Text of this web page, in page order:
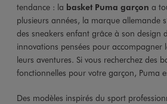
tendance : la basket Puma garçon a
plusieurs années, la marque allemande
des sneakers enfant grâce à son design
innovations pensées pour accompagner
leurs aventures. Si vous recherchez des
fonctionnelles pour votre garçon, Puma
Des modèles inspirés du sport